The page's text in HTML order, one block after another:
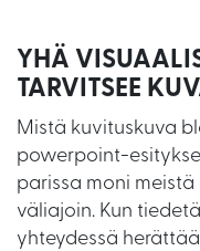
YHÄ
TARVITSEE
Mistä kuvituskuva
powerpoint-
parissa moni
väliajoin. Kun
yhteydessä